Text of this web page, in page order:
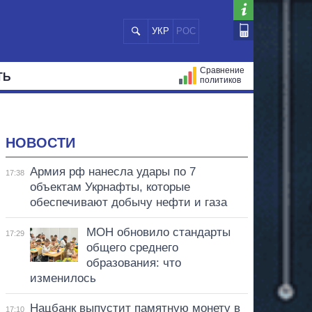
УКР РОС
Сравнение
политиков
НОВОСТИ
17:38
Армия рф нанесла удары по 7
объектам Укрнафты, которые
обеспечивают добычу нефти и газа
17:29
МОН обновило стандарты
общего среднего
образования: что
изменилось
17:10
Нацбанк выпустит памятную монету в